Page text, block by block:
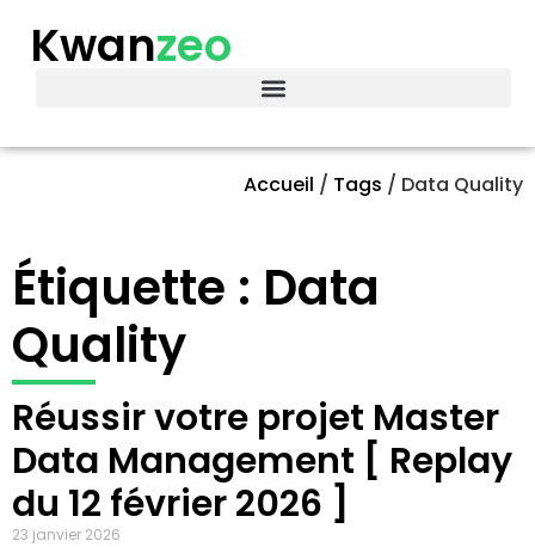
Kwanzeo
Accueil / Tags / Data Quality
Étiquette : Data
Quality
Réussir votre projet Master
Data Management [ Replay
du 12 février 2026 ]
23 janvier 2026